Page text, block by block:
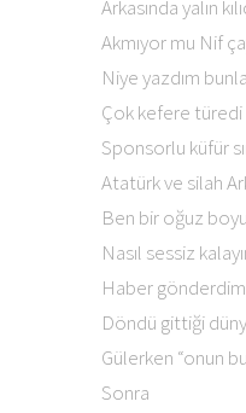
Arkasında yalın
Akmıyor mu Nif
Niye yazdım
Çok kefere türedi
Sponsorlu küfür
Atatürk ve silah
Ben bir oğuz
Nasıl sessiz
Haber
Döndü gittiği
Gülerken “onun
Sonra